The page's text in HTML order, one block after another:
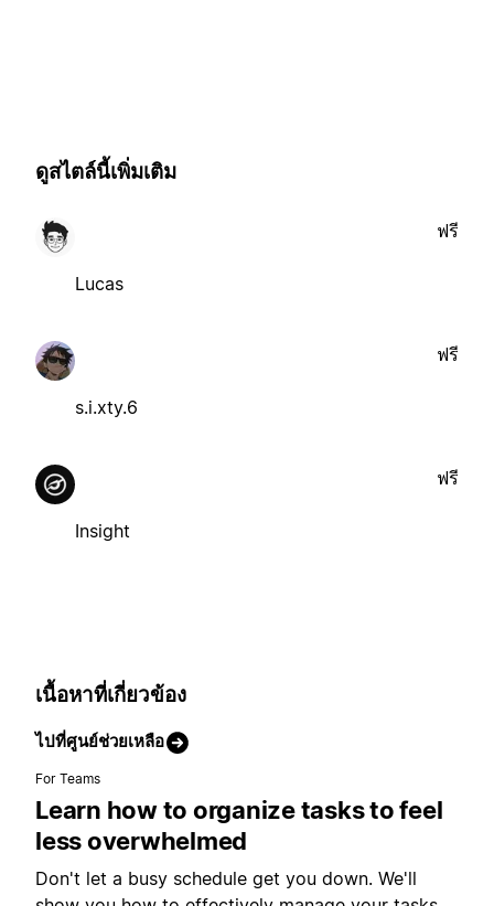
ดูสไตล์นี้เพิ่มเติม
Lucas
ฟรี
s.i.xty.6
ฟรี
Insight
ฟรี
เนื้อหาที่เกี่ยวข้อง
ไปที่ศูนย์ช่วยเหลือ
For Teams
Learn how to organize tasks to feel
less overwhelmed
Don't let a busy schedule get you down. We'll